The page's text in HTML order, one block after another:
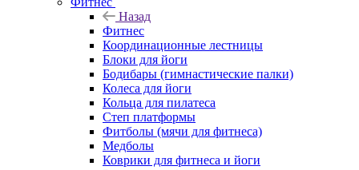
Назад
Фитнес
Координационные лестницы
Блоки для йоги
Бодибары (гимнастические палки)
Колеса для йоги
Кольца для пилатеса
Степ платформы
Фитболы (мячи для фитнеса)
Медболы
Коврики для фитнеса и йоги